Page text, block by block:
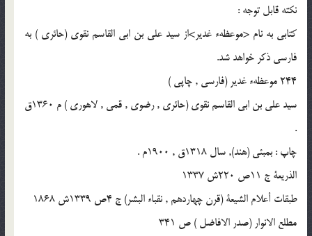
نكته قابل توجه :
كتابى به نام <موعظهء غدير>از سيد على بن ابى القاسم نقوى (حائرى ) به
فارسى ذكر خواهد شد.
244 موعظهء غدير (فارسى , چاپى )
سيد على بن ابى القاسم نقوى (حائرى , رضوى , قمى , لاهورى ) م 1360ق
.
چاپ : بمبئى (هند), سال 1318ق , 1900م .
الذريعة ج 11ص 220ش 1337
طبقات أعلام الشيعة (قرن چهاردهم , نقباء البشر) ج 4ص 1339ش 1868
مطلع الانوار (صدر الافاضل ) ص 341